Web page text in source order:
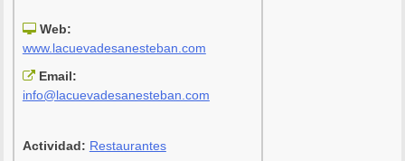
Web:
www.lacuevadesanesteban.com
Email:
info@lacuevadesanesteban.com
Actividad: Restaurantes